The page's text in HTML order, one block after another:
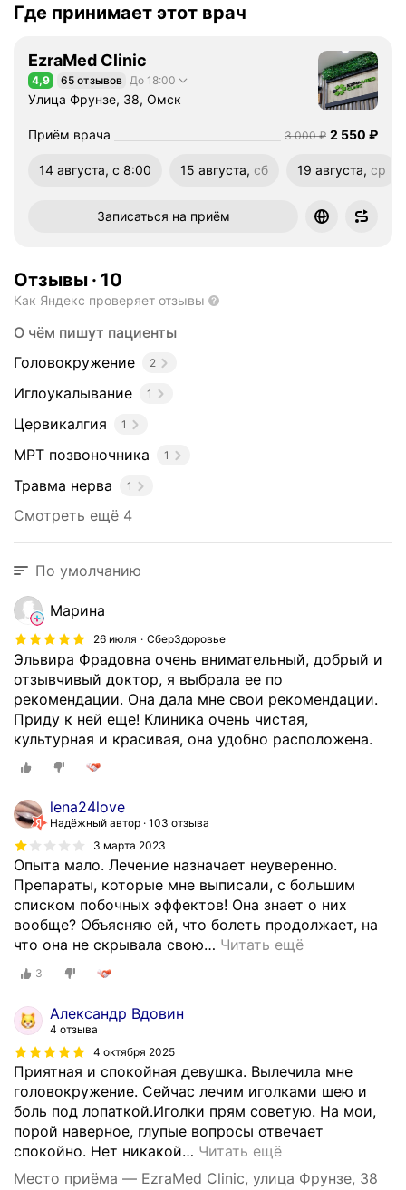
ц
о
а
я
х
о
п
о
р
д
и
г
а
т
е
о
а
п
п
Где принимает этот врач
EzraMed Clinic
Рейтинг 4,9 из 5
4,9 65 отзывов До 18:00
Улица Фрунзе, 38, Омск
Приём врача Цена
3000
3 000 ₽ Цена
2550
2 550 ₽
14 августа, с 8:00 15 августа, сб
19 августа, ср
Записаться на приём
Отзывы · 10
Как Яндекс проверяет отзывы
О чём пишут пациенты
Головокружение
2
Иглоукалывание 1
Цервикалгия 1
МРТ позвоночника 1
Травма нерва 1
Смотреть ещё 4
По умолчанию
Марина
26 июля СберЗдоровье
Эльвира Фрадовна очень внимательный, добрый и
отзывчивый доктор, я выбрала ее по
рекомендации. Она дала мне свои рекомендации.
Приду к ней еще! Клиника очень чистая,
культурная и красивая, она удобно расположена.
lena24love
Надёжный автор 103 отзыва
3 марта 2023
Опыта мало. Лечение назначает неуверенно.
Препараты, которые мне выписали, с большим
списком побочных эффектов! Она знает о них
вообще? Объясняю ей, что болеть продолжает, на
что она не скрывала свою… Читать ещё
3
Александр Вдовин
4 отзыва
4 октября 2025
Приятная и спокойная девушка. Вылечила мне
головокружение. Сейчас лечим иголками шею и
боль под лопаткой.Иголки прям советую. На мои,
порой наверное, глупые вопросы отвечает
спокойно. Нет никакой… Читать ещё
Место приёма — EzraMed Clinic, улица Фрунзе, 38